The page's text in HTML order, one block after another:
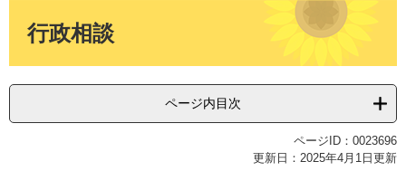
す
し
行政相談
ページ内目次
ページID：0023696
更新日：2025年4月1日更新